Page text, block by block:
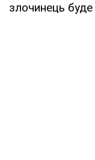
злочинець буде